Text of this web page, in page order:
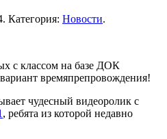
. Категория: Новости.
с классом на базе ДОК
времяпрепровождения!
чудесный видеоролик с
, ребята из которой недавно